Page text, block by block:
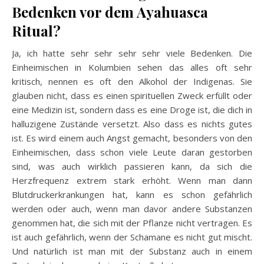
Bedenken vor dem Ayahuasca
Ritual?
Ja, ich hatte sehr sehr sehr sehr viele Bedenken. Die
Einheimischen in Kolumbien sehen das alles oft sehr
kritisch, nennen es oft den Alkohol der Indigenas. Sie
glauben nicht, dass es einen spirituellen Zweck erfüllt oder
eine Medizin ist, sondern dass es eine Droge ist, die dich in
halluzigene Zustände versetzt. Also dass es nichts gutes
ist. Es wird einem auch Angst gemacht, besonders von den
Einheimischen, dass schon viele Leute daran gestorben
sind, was auch wirklich passieren kann, da sich die
Herzfrequenz extrem stark erhöht. Wenn man dann
Blutdruckerkrankungen hat, kann es schon gefährlich
werden oder auch, wenn man davor andere Substanzen
genommen hat, die sich mit der Pflanze nicht vertragen. Es
ist auch gefährlich, wenn der Schamane es nicht gut mischt.
Und natürlich ist man mit der Substanz auch in einem